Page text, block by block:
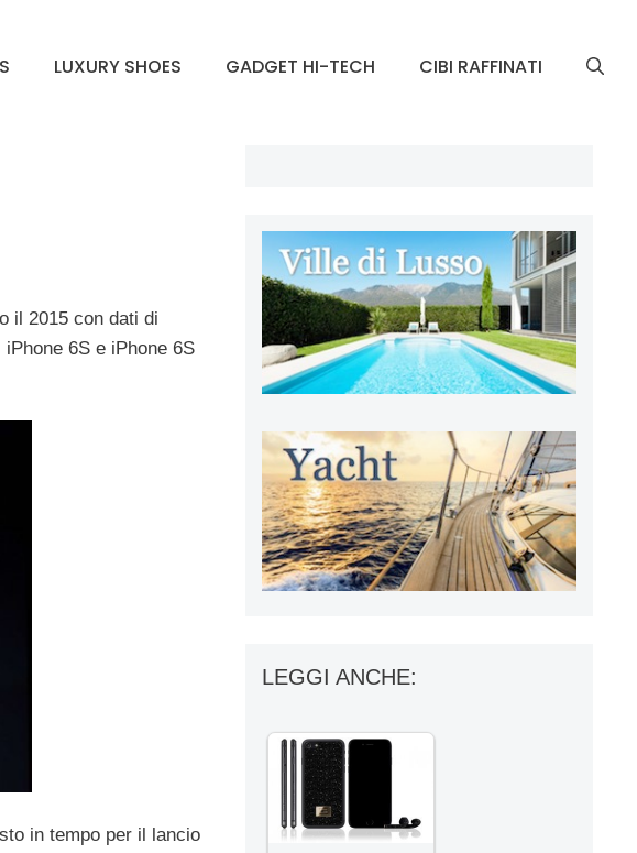
LUXURY SHOES GADGET HI-TECH CIBI RAFFINATI
il 2015 con dati di
6S e iPhone 6S
in tempo per il lancio
LEGGI ANCHE: